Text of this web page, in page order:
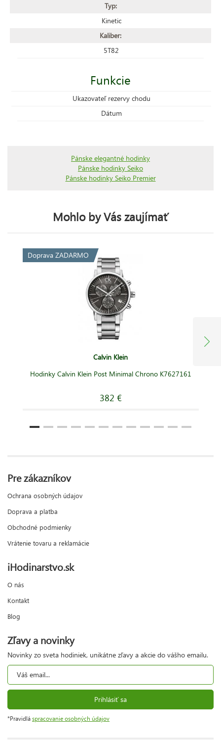
Typ:
Kinetic
Kaliber:
5T82
Funkcie
Ukazovateľ rezervy chodu
Dátum
Pánske elegantné hodinky
Pánske hodinky Seiko
Pánske hodinky Seiko Premier
Mohlo by Vás zaujímať
Doprava ZADARMO
Calvin Klein
Hodinky Calvin Klein Post Minimal Chrono K7627161
382 €
Pre zákazníkov
Ochrana osobných údajov
Doprava a platba
Obchodné podmienky
Vrátenie tovaru a reklamácie
iHodinarstvo.sk
O nás
Kontakt
Blog
Zľavy a novinky
Novinky zo sveta hodiniek, unikátne zľavy a akcie do vášho emailu.
Prihlásiť sa
*Pravidlá spracovanie osobných údajov